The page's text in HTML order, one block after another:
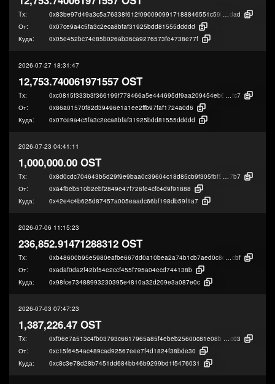
Tx: 0x83be97d49a3c5a76338f612f0900909917188846551c59b9c045924efd08a
dad
От:
0x07ce9a4c5fa3c2eca8bfaf31925bdd81555ddddd
Куда:
0x05e452bc74e85b026ab36ca9276573fe4738e77f
2026-07-27 18:31:47
12,753.740061971557 OST
Tx: 0xc0815f333b3f366199f778466a5e444695df9aa209454eb61335bc95c198a
fc7
От:
0x86a01570f82d39496e1a1ee2ffb97faf1724a0d6
Куда:
0x07ce9a4c5fa3c2eca8bfaf31925bdd81555ddddd
2026-07-23 04:41:11
1,000,000.00 OST
Tx: 0x8d0cdc704643b5d29f9e9baa0c39604c18d85cb9f305fbf5026813041ffa8
7b7
От:
0xa4fbeb510b2ebf2849e47f726fe4cfc4d9f91888
Куда:
0x42e4c4b625d87457a005eaadc66bf198db59f1a7
2026-07-06 11:15:23
236,852.91471288312 OST
Tx: 0xb48600b95e5980eafbe667dd0a10bea2a74b1cb7aed0c8d2433a94fc5bcc9
cbf
От:
0xadaf0da2f42bf54e2ccf455f795a04ecd744138b
Куда:
0x98fce73488993230395e4810a32d209e3a087e0c
2026-07-03 07:47:23
1,387,226.47 OST
Tx: 0xf06e7a513c4fb03793c6617965a85f4ebeb25600c81e08bcacb3d64906ce1
c03
От:
0xc15f6454ac489cad92567eee7f4d1824f38bde30
Куда:
0xc8c3e78d28b7451dd684bb46b9299bd1f5476031